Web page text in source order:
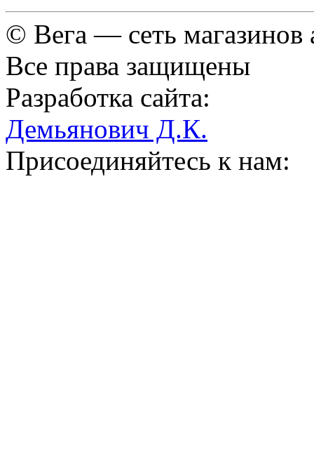
© Вега — сеть магазинов
Все права защищены
Разработка сайта:
Демьянович Д.К.
Присоединяйтесь к нам: